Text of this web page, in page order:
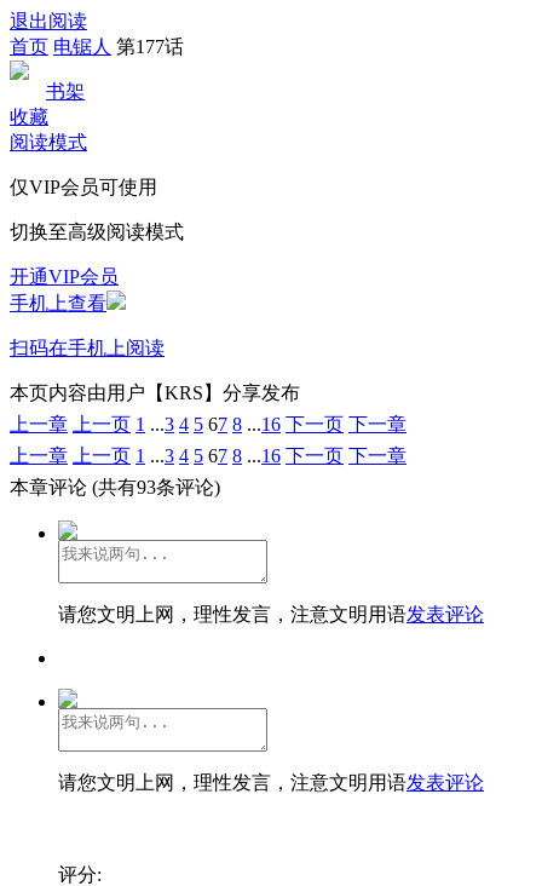
退出阅读
首页 电锯人 第177话
书架
收藏
阅读模式
仅VIP会员可使用
切换至高级阅读模式
开通VIP会员
手机上查看
扫码在手机上阅读
本页内容由用户【KRS】分享发布
上一章
上一页 1 ...3 4 5 67 8 ...16 下一页 下一章
上一章
上一页 1 ...3 4 5 67 8 ...16 下一页 下一章
本章评论 (共有93条评论)
请您文明上网，理性发言，注意文明用语发表评论
请您文明上网，理性发言，注意文明用语发表评论
评分: